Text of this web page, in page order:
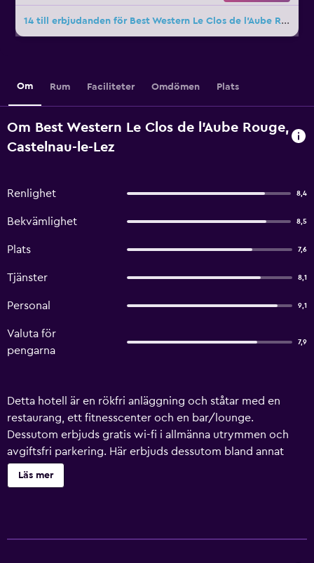
14 till erbjudanden för Best Western Le Clos de l'Aube Rouge
Om Rum Faciliteter Omdömen Plats
Om Best Western Le Clos de l'Aube Rouge,
Castelnau-le-Lez
Renlighet 8,4
Bekvämlighet 8,5
Plats 7,6
Tjänster 8,1
Personal 9,1
Valuta för
pengarna
7,9
Detta hotell är en rökfri anläggning och ståtar med en
restaurang, ett fitnesscenter och en bar/lounge.
Dessutom erbjuds gratis wi-fi i allmänna utrymmen och
avgiftsfri parkering. Här erbjuds dessutom bland annat
utomhustennisbanor, en bastu och en bubbelpool. Best
Western Le Clos de l'Aube Rouge erbjuder 45 rum med
Läs mer